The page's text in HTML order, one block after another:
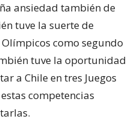
ansiedad también de
tuve la suerte de
como segundo
tuve la oportunidad
a Chile en tres Juegos
competencias